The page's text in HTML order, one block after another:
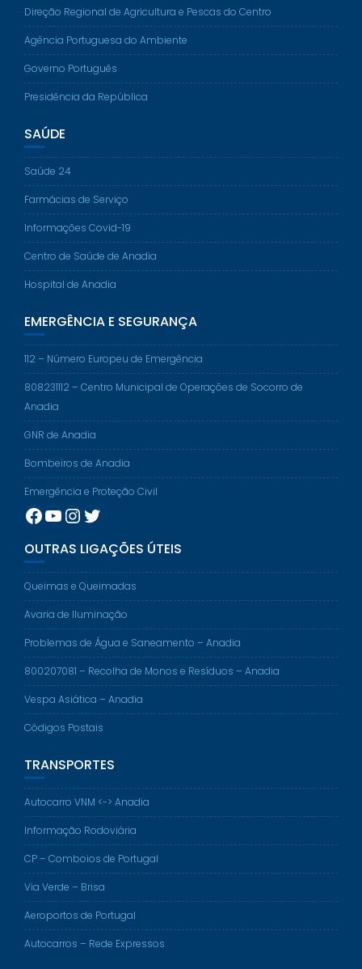
Direção Regional de Agricultura e Pescas do Centro
Agência Portuguesa do Ambiente
Governo Português
Presidência da República
SAÚDE
Saúde 24
Farmácias de Serviço
Informações Covid-19
Centro de Saúde de Anadia
Hospital de Anadia
EMERGÊNCIA E SEGURANÇA
112 – Número Europeu de Emergência
808231112 – Centro Municipal de Operações de Socorro de
Anadia
GNR de Anadia
Bombeiros de Anadia
Emergência e Proteção Civil
Facebook
YouTube
Instagram
Twitter
OUTRAS LIGAÇÕES ÚTEIS
Queimas e Queimadas
Avaria de Iluminação
Problemas de Água e Saneamento – Anadia
800207081 – Recolha de Monos e Resíduos – Anadia
Vespa Asiática – Anadia
Códigos Postais
TRANSPORTES
Autocarro VNM <-> Anadia
Informação Rodoviária
CP – Comboios de Portugal
Via Verde – Brisa
Aeroportos de Portugal
Autocarros – Rede Expressos